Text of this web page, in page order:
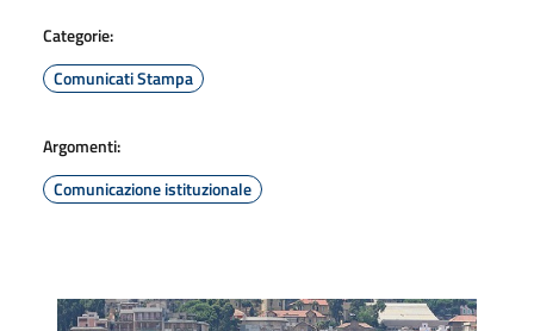
Categorie:
Comunicati Stampa
Argomenti:
Comunicazione istituzionale